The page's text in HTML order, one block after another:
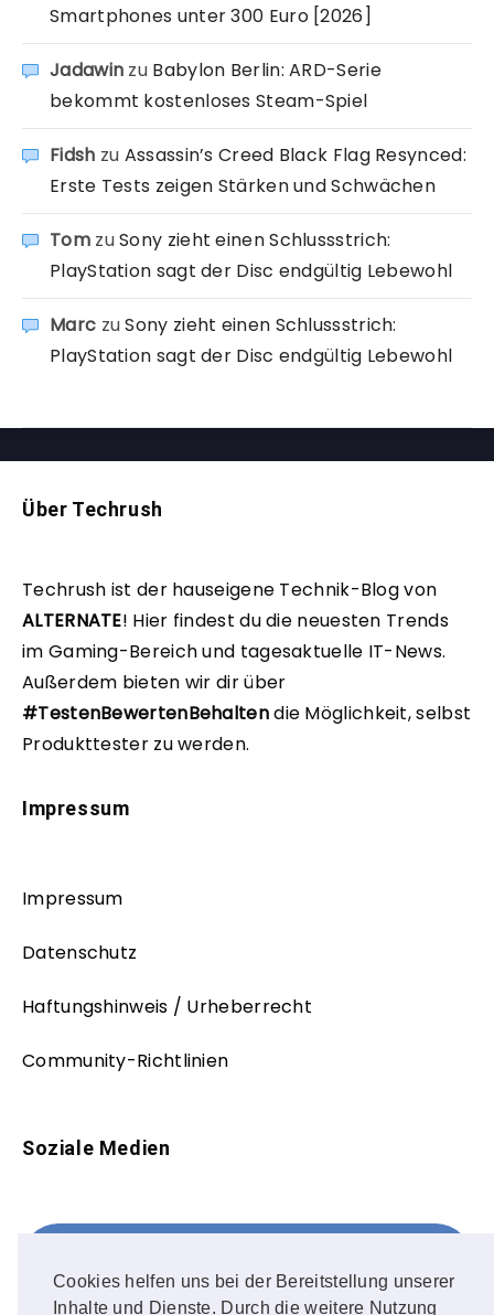
Cookies helfen uns bei der Bereitstellung unserer
Inhalte und Dienste. Durch die weitere Nutzung
Smartphones unter 300 Euro [2026]
Jadawin zu Babylon Berlin: ARD-Serie
bekommt kostenloses Steam-Spiel
Fidsh zu Assassin’s Creed Black Flag Resynced:
Erste Tests zeigen Stärken und Schwächen
TomzuSony zieht einen Schlussstrich:
PlayStation sagt der Disc endgültig Lebewohl
Marc zuSony zieht einen Schlussstrich:
PlayStation sagt der Disc endgültig Lebewohl
Über Techrush
Techrush ist der hauseigene Technik-Blog von
ALTERNATE! Hier findest du die neuesten Trends
im Gaming-Bereich und tagesaktuelle IT-News.
Außerdem bieten wir dir über
#TestenBewertenBehaltendie Möglichkeit, selbst
Produkttester zu werden.
Impressum
Impressum
Datenschutz
Haftungshinweis / Urheberrecht
Community-Richtlinien
Soziale Medien
FOLLOW ME!